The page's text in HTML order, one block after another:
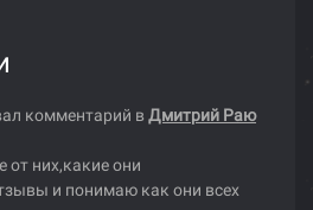
комментарий в Дмитрий Раю
от них,какие они
и понимаю как они всех